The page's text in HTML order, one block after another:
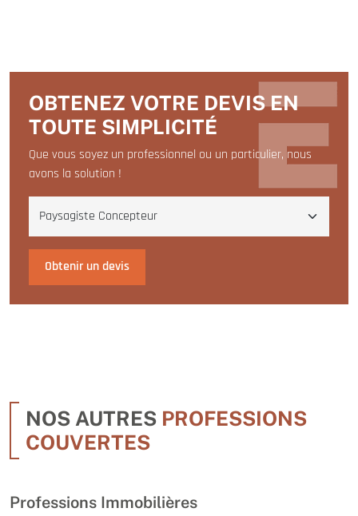
OBTENEZ VOTRE DEVIS EN
TOUTE SIMPLICITÉ
Que vous soyez un professionnel ou un particulier, nous
avons la solution !
Obtenir un devis
NOS AUTRES PROFESSIONS
COUVERTES
Professions Immobilières